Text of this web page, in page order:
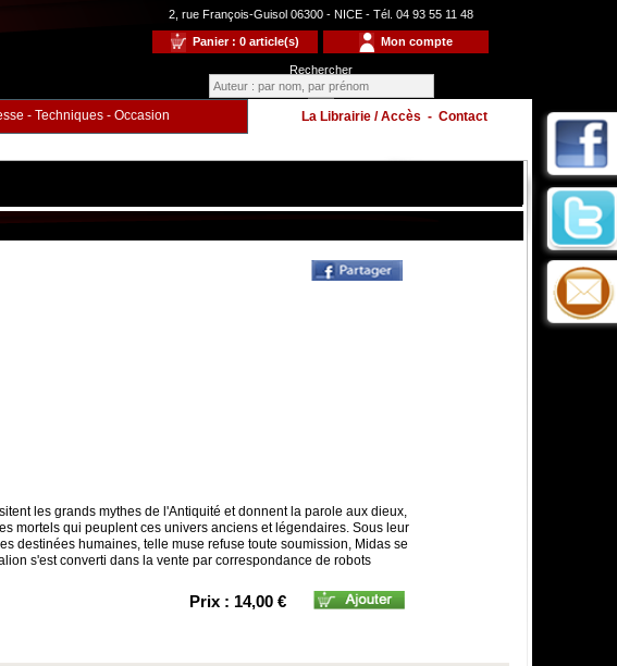
2, rue François-Guisol 06300 - NICE - Tél. 04 93 55 11 48
Panier : 0 article(s) Mon compte
Rechercher
- Techniques - Occasion La Librairie / Accès - Contact
les grands mythes de l'Antiquité et donnent la parole aux dieux,
mortels qui peuplent ces univers anciens et légendaires. Sous leur
destinées humaines, telle muse refuse toute soumission, Midas se
s'est converti dans la vente par correspondance de robots
Prix : 14,00 €